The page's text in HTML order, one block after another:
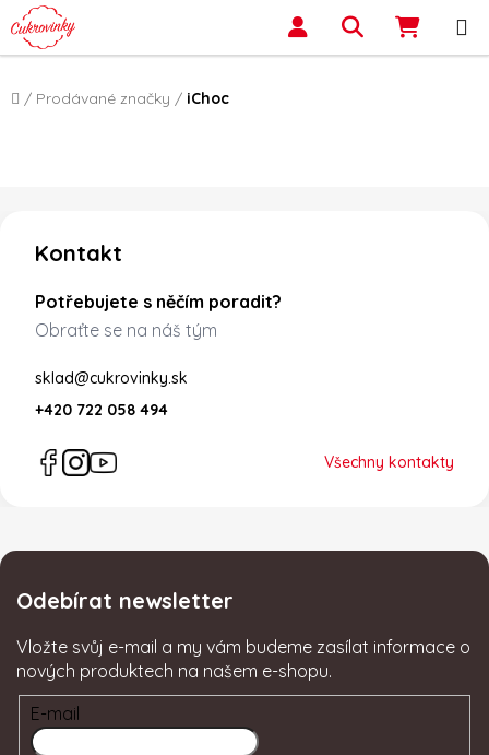
Přejít na obsah Hledat
Domů
/ Prodávané značky / iChoc
Kontakt
Potřebujete s něčím poradit?
Obraťte se na náš tým
sklad@cukrovinky.sk
+420 722 058 494
Všechny kontakty
Odebírat newsletter
Vložte svůj e-mail a my vám budeme zasílat informace o
nových produktech na našem e-shopu.
E-mail